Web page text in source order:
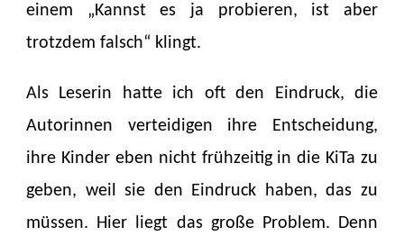
einem „Kannst es ja probieren, ist aber
trotzdem falsch“ klingt.
Als Leserin hatte ich oft den Eindruck, die
Autorinnen verteidigen ihre Entscheidung,
ihre Kinder eben nicht frühzeitig in die KiTa zu
geben, weil sie den Eindruck haben, das zu
müssen. Hier liegt das große Problem. Denn